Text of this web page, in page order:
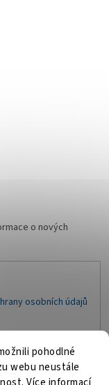
pohodlné
webu neustále
o nových
osobních údajů